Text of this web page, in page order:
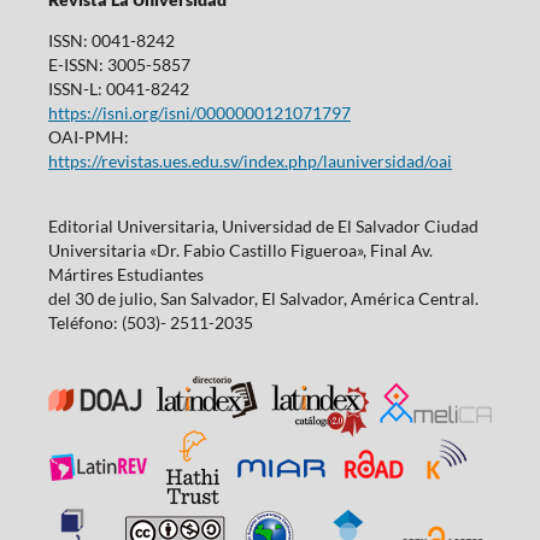
ISSN: 0041-8242
E-ISSN: 3005-5857
ISSN-L: 0041-8242
https://isni.org/isni/0000000121071797
OAI-PMH:
https://revistas.ues.edu.sv/index.php/launiversidad/oai
Editorial Universitaria, Universidad de El Salvador Ciudad
Universitaria «Dr. Fabio Castillo Figueroa», Final Av.
Mártires Estudiantes
del 30 de julio, San Salvador, El Salvador, América Central.
Teléfono: (503)- 2511-2035